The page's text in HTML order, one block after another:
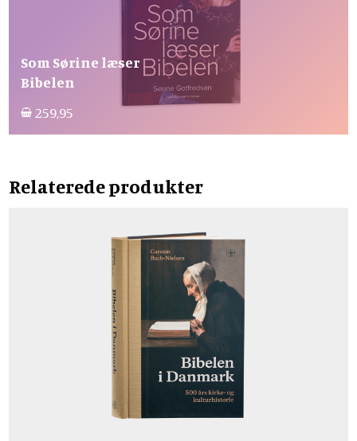
Som Sørine læser
Bibelen
259,95
Relaterede produkter